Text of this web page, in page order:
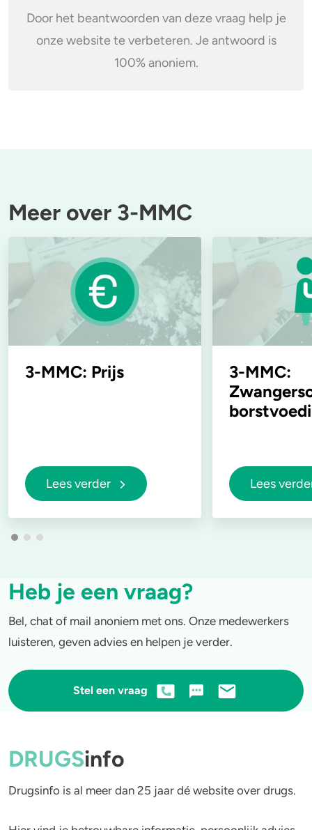
Door het beantwoorden van deze vraag help je
onze website te verbeteren. Je antwoord is
100% anoniem.
Meer over 3-MMC
3-MMC: Prijs
Lees verder
3-MMC:
Lees
Heb je een vraag?
Bel, chat of mail anoniem met ons. Onze medewerkers
luisteren, geven advies en helpen je verder.
Stel een vraag
DRUGSinfo
Drugsinfo is al meer dan 25 jaar dé website over drugs.